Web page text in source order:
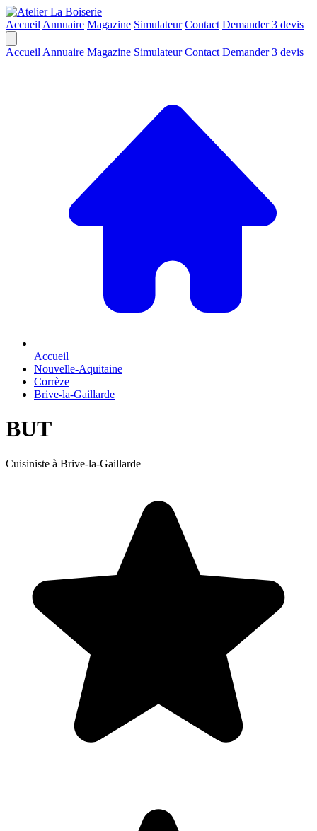
Accueil Annuaire Magazine Simulateur Contact Demander 3 devis
Accueil Annuaire Magazine Simulateur Contact Demander 3 devis
Accueil
Nouvelle-Aquitaine
Corrèze
Brive-la-Gaillarde
BUT
Cuisiniste à Brive-la-Gaillarde